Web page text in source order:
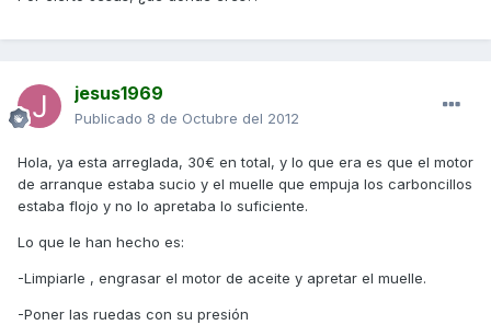
jesus1969
Publicado 8 de Octubre del 2012
Hola, ya esta arreglada, 30€ en total, y lo que era es que el motor
de arranque estaba sucio y el muelle que empuja los carboncillos
estaba flojo y no lo apretaba lo suficiente.
Lo que le han hecho es:
-Limpiarle , engrasar el motor de aceite y apretar el muelle.
-Poner las ruedas con su presión